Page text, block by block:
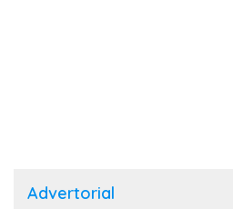
Advertorial